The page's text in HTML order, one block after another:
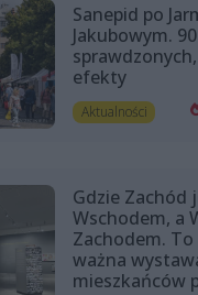
Sanepid po
Jakubowym.
efekty
Aktualności
Gdzie Zachód
Wschodem, a
Zachodem. To
ważna
mieszkańców